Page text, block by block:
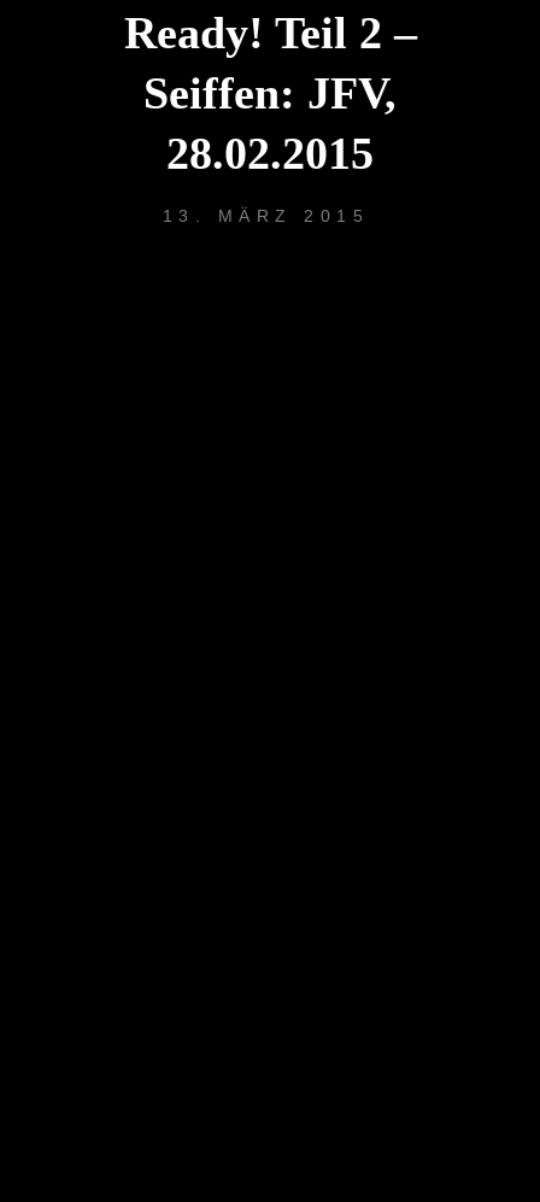
Ready! Teil 2 –
Seiffen: JFV,
28.02.2015
13. MÄRZ 2015